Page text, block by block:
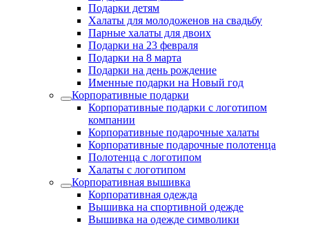
Подарки детям
Халаты для молодоженов на свадьбу
Парные халаты для двоих
Подарки на 23 февраля
Подарки на 8 марта
Подарки на день рождение
Именные подарки на Новый год
Корпоративные подарки
Корпоративные подарки с логотипом
компании
Корпоративные подарочные халаты
Корпоративные подарочные полотенца
Полотенца с логотипом
Халаты с логотипом
Корпоративная вышивка
Корпоративная одежда
Вышивка на спортивной одежде
Вышивка на одежде символики